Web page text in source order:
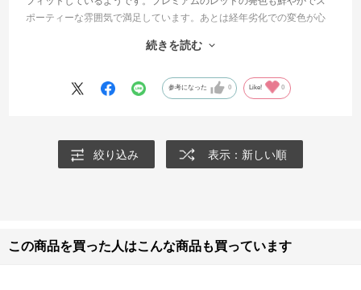
ポーティーな雰囲気で満足しています。あとは経年劣化での変色が心
が酷くなったら再注文しようと思ってます。この度は迅速なお取り引
続きを読む
参考になった 0 Like! 0
絞り込み 表示：新しい順
この商品を買った人はこんな商品も買っています